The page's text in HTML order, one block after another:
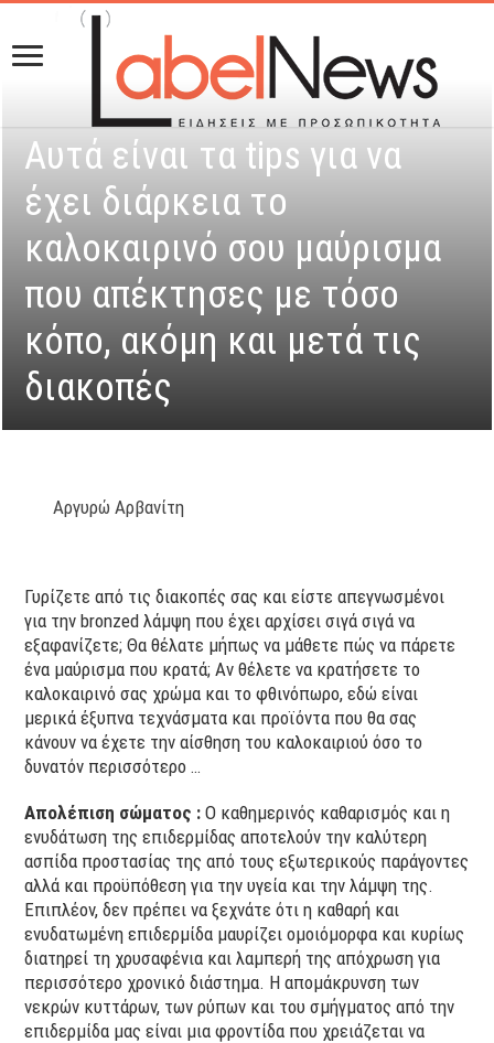
Αυτά είναι τα tips για να
έχει διάρκεια το
καλοκαιρινό σου μαύρισμα
που απέκτησες με τόσο
κόπο, ακόμη και μετά τις
διακοπές
Αργυρώ Αρβανίτη
Γυρίζετε από τις διακοπές σας και είστε απεγνωσμένοι
για την bronzed λάμψη που έχει αρχίσει σιγά σιγά να
εξαφανίζετε; Θα θέλατε μήπως να μάθετε πώς να πάρετε
ένα μαύρισμα που κρατά; Αν θέλετε να κρατήσετε το
καλοκαιρινό σας χρώμα και το φθινόπωρο, εδώ είναι
μερικά έξυπνα τεχνάσματα και προϊόντα που θα σας
κάνουν να έχετε την αίσθηση του καλοκαιριού όσο το
δυνατόν περισσότερο …
Απολέπιση σώματος :Ο καθημερινός καθαρισμός και η
ενυδάτωση της επιδερμίδας αποτελούν την καλύτερη
ασπίδα προστασίας της από τους εξωτερικούς παράγοντες
αλλά και προϋπόθεση για την υγεία και την λάμψη της.
Επιπλέον, δεν πρέπει να ξεχνάτε ότι η καθαρή και
ενυδατωμένη επιδερμίδα μαυρίζει ομοιόμορφα και κυρίως
διατηρεί τη χρυσαφένια και λαμπερή της απόχρωση για
περισσότερο χρονικό διάστημα. Η απομάκρυνση των
νεκρών κυττάρων, των ρύπων και του σμήγματος από την
επιδερμίδα μας είναι μια φροντίδα που χρειάζεται να